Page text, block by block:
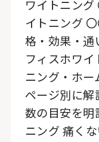
ワイトニン
イトニング
格・効果・通
フィスホワ
ニング・ホー
ページ別に解
数の目安を明
ニング 痛く